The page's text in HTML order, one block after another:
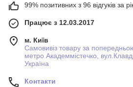
99% позитивних з 96 відгуків за
Працює з 12.03.2017
м. Київ
Самовивіз товару за
метро Академмістечко,
Україна
Контакти